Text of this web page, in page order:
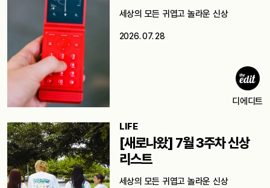
세상의 모든 귀엽고 놀라운 신상
2026. 07. 28
디에디트
LIFE
[새로나왔] 7월 3주차 신상
리스트
세상의 모든 귀엽고 놀라운 신상